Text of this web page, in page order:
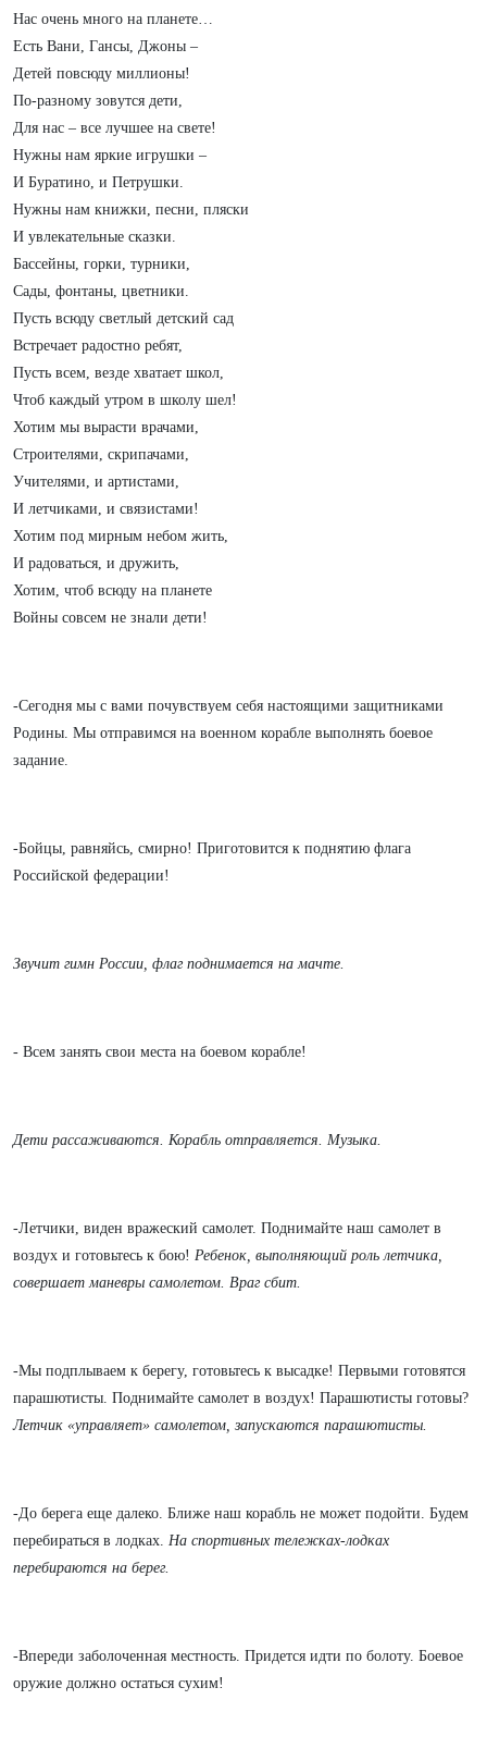
Нас очень много на планете…
Есть Вани, Гансы, Джоны –
Детей повсюду миллионы!
По-разному зовутся дети,
Для нас – все лучшее на свете!
Нужны нам яркие игрушки –
И Буратино, и Петрушки.
Нужны нам книжки, песни, пляски
И увлекательные сказки.
Бассейны, горки, турники,
Сады, фонтаны, цветники.
Пусть всюду светлый детский сад
Встречает радостно ребят,
Пусть всем, везде хватает школ,
Чтоб каждый утром в школу шел!
Хотим мы вырасти врачами,
Строителями, скрипачами,
Учителями, и артистами,
И летчиками, и связистами!
Хотим под мирным небом жить,
И радоваться, и дружить,
Хотим, чтоб всюду на планете
Войны совсем не знали дети!
-Сегодня мы с вами почувствуем себя настоящими защитниками
Родины. Мы отправимся на военном корабле выполнять боевое
задание.
-Бойцы, равняйсь, смирно! Приготовится к поднятию флага
Российской федерации!
Звучит гимн России, флаг поднимается на мачте.
- Всем занять свои места на боевом корабле!
Дети рассаживаются. Корабль отправляется. Музыка.
-Летчики, виден вражеский самолет. Поднимайте наш самолет в
воздух и готовьтесь к бою! Ребенок, выполняющий роль летчика,
совершает маневры самолетом. Враг сбит.
-Мы подплываем к берегу, готовьтесь к высадке! Первыми готовятся
парашютисты. Поднимайте самолет в воздух! Парашютисты готовы?
Летчик «управляет» самолетом, запускаются парашютисты.
-До берега еще далеко. Ближе наш корабль не может подойти. Будем
перебираться в лодках. На спортивных тележках-лодках
перебираются на берег.
-Впереди заболоченная местность. Придется идти по болоту. Боевое
оружие должно остаться сухим!